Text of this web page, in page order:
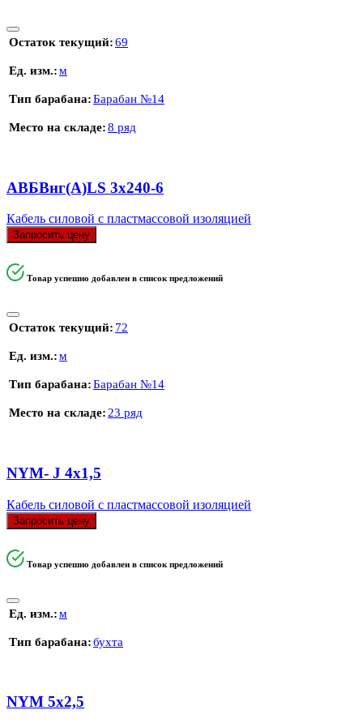
Остаток текущий 69
Ед. изм. м
Тип барабана Барабан №14
Место на складе 8 ряд
АВБВнг(А)LS 3х240-6
Кабель силовой с пластмассовой изоляцией
Запросить цену
Товар успешно добавлен в список предложений
Остаток текущий 72
Ед. изм. м
Тип барабана Барабан №14
Место на складе 23 ряд
NYM- J 4х1,5
Кабель силовой с пластмассовой изоляцией
Запросить цену
Товар успешно добавлен в список предложений
Ед. изм. м
Тип барабана бухта
NYM 5х2,5